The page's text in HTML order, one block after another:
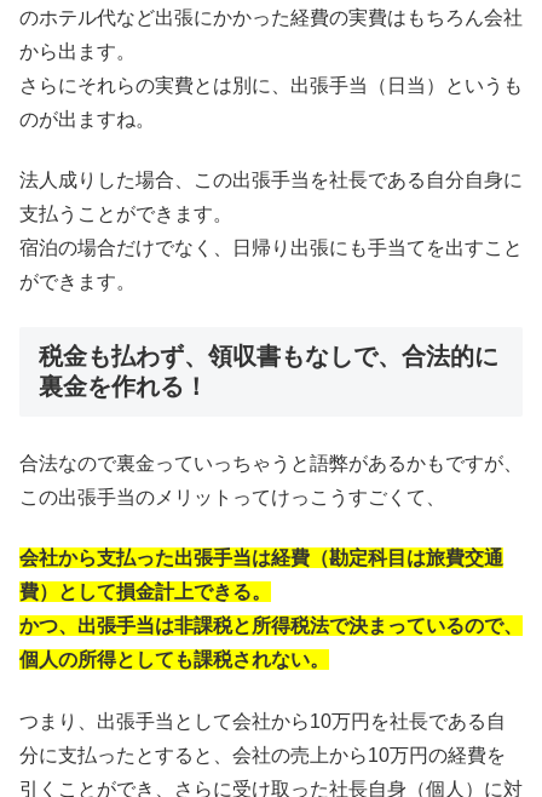
のホテル代など出張にかかった経費の実費はもちろん会社
から出ます。
さらにそれらの実費とは別に、出張手当（日当）というも
のが出ますね。
法人成りした場合、この出張手当を社長である自分自身に
支払うことができます。
宿泊の場合だけでなく、日帰り出張にも手当てを出すこと
ができます。
税金も払わず、領収書もなしで、合法的に
裏金を作れる！
合法なので裏金っていっちゃうと語弊があるかもですが、
この出張手当のメリットってけっこうすごくて、
会社から支払った出張手当は経費（勘定科目は旅費交通
費）として損金計上できる。
かつ、出張手当は非課税と所得税法で決まっているので、
個人の所得としても課税されない。
つまり、出張手当として会社から10万円を社長である自
分に支払ったとすると、会社の売上から10万円の経費を
引くことができ、さらに受け取った社長自身（個人）に対